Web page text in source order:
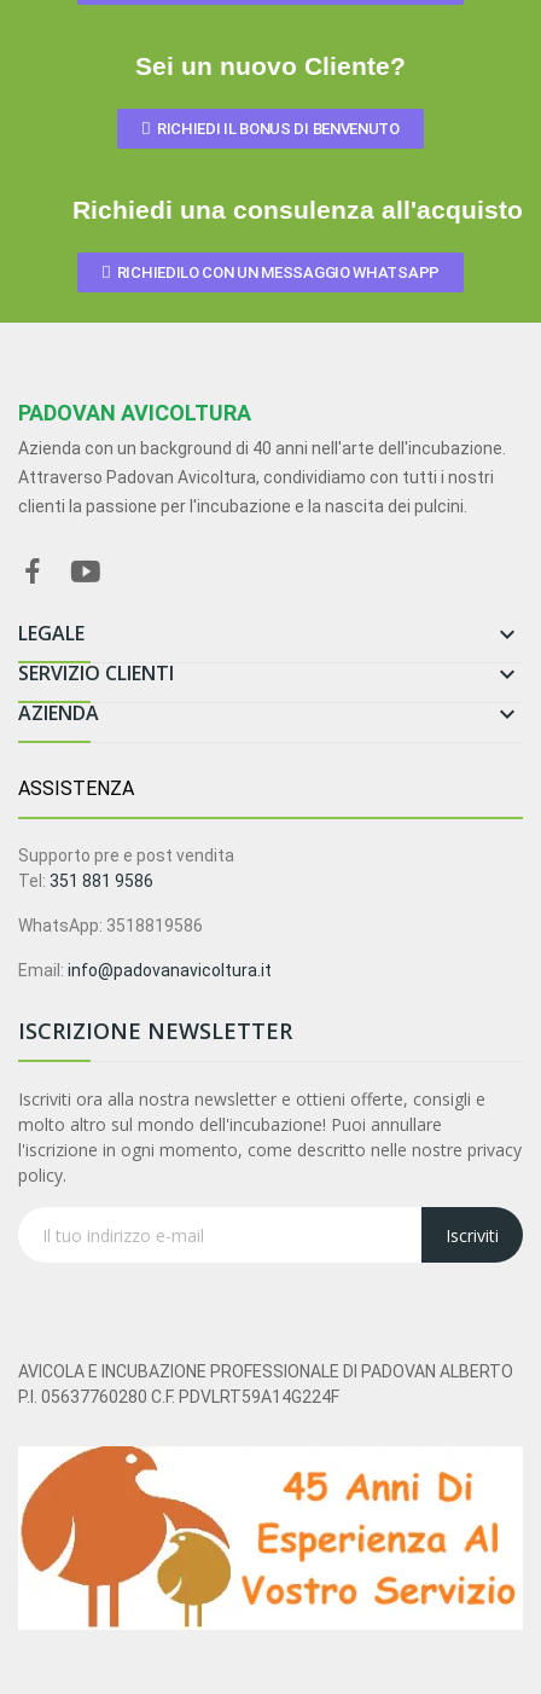
Sei un nuovo Cliente?
RICHIEDI IL BONUS DI BENVENUTO
Richiedi una consulenza all'acquisto
RICHIEDILO CON UN MESSAGGIO WHATSAPP
PADOVAN AVICOLTURA
Azienda con un background di 40 anni nell'arte dell'incubazione.
Attraverso Padovan Avicoltura, condividiamo con tutti i nostri
clienti la passione per l'incubazione e la nascita dei pulcini.
LEGALE 
SERVIZIO CLIENTI 
AZIENDA 
ASSISTENZA
Supporto pre e post vendita
Tel: 351 881 9586
WhatsApp: 3518819586
Email: info@padovanavicoltura.it
ISCRIZIONE NEWSLETTER
Iscriviti ora alla nostra newsletter e ottieni offerte, consigli e
molto altro sul mondo dell'incubazione! Puoi annullare
l'iscrizione in ogni momento, come descritto nelle nostre privacy
policy.
Iscriviti
AVICOLA E INCUBAZIONE PROFESSIONALE DI PADOVAN ALBERTO
P.I. 05637760280 C.F. PDVLRT59A14G224F